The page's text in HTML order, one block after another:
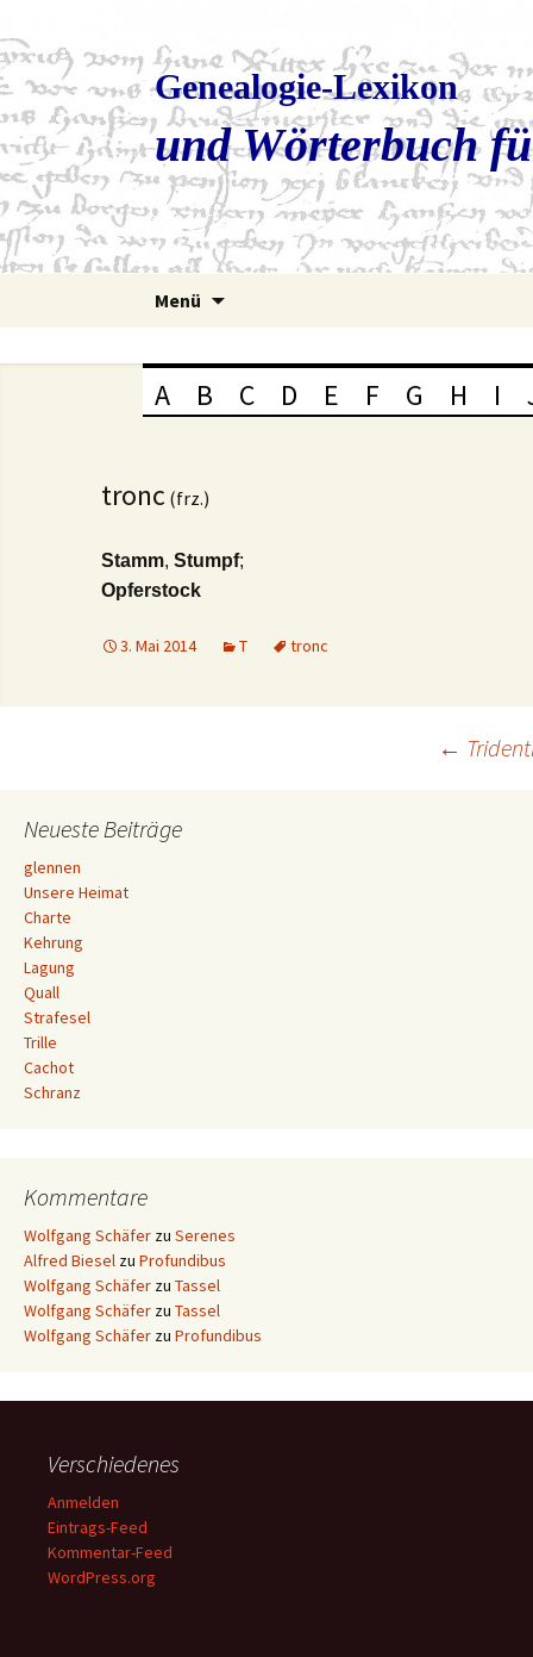
Genealogie-Lexikon
und Wörterbuch
Menü
A B C D E F G H I
tronc (frz.)
Stamm, Stumpf;
Opferstock
3. Mai 2014 T tronc
Navigation
←
Neueste Beiträge
glennen
Unsere Heimat
Charte
Kehrung
Lagung
Quall
Strafesel
Trille
Cachot
Schranz
Kommentare
Wolfgang Schäfer zu Serenes
Alfred Biesel zu Profundibus
Wolfgang Schäfer zu Tassel
Wolfgang Schäfer zu Tassel
Wolfgang Schäfer zu Profundibus
Verschiedenes
Anmelden
Eintrags-Feed
Kommentar-Feed
WordPress.org